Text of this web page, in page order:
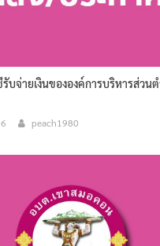
บจ่ายเงินขององค์การบริหารส่วน
peach1980